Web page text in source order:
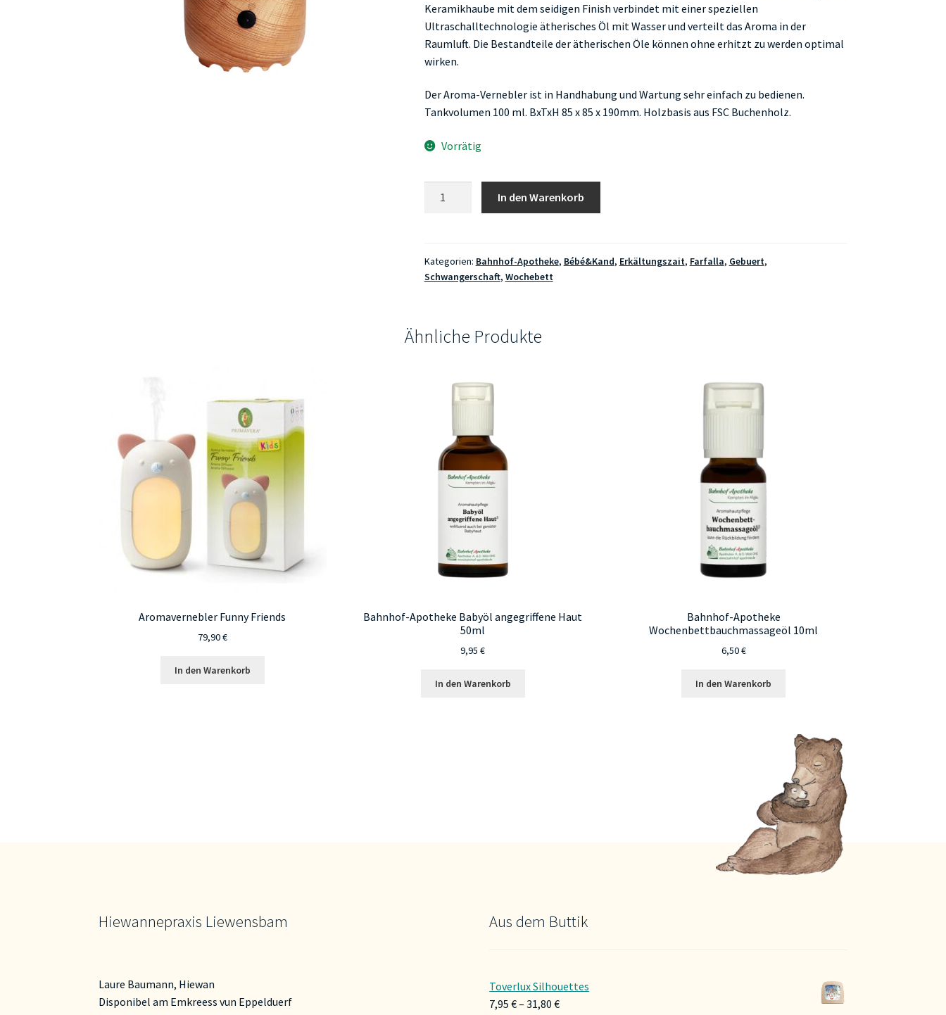
Keramikhaube mit dem seidigen Finish verbindet mit einer speziellen
Ultraschalltechnologie ätherisches Öl mit Wasser und verteilt das Aroma in der
Raumluft. Die Bestandteile der ätherischen Öle können ohne erhitzt zu werden optimal
wirken.
Der Aroma-Vernebler ist in Handhabung und Wartung sehr einfach zu bedienen.
Tankvolumen 100 ml. BxTxH 85 x 85 x 190mm. Holzbasis aus FSC Buchenholz.
Vorrätig
Menge
In den Warenkorb
Kategorien: Bahnhof-Apotheke, Bébé&Kand, Erkältungszait, Farfalla, Gebuert,
Schwangerschaft, Wochebett
Ähnliche Produkte
Aromavernebler Funny Friends
79,90€
In den Warenkorb
Bahnhof-Apotheke Babyöl angegriffene Haut
50ml
9,95€
In den Warenkorb
Bahnhof-Apotheke
Wochenbettbauchmassageöl 10ml
6,50€
In den Warenkorb
Hiewannepraxis Liewensbam
Laure Baumann, Hiewan
Disponibel am Emkreess vun Eppelduerf
Aus dem Buttik
Toverlux Silhouettes
7,95€–31,80€Preisspanne: